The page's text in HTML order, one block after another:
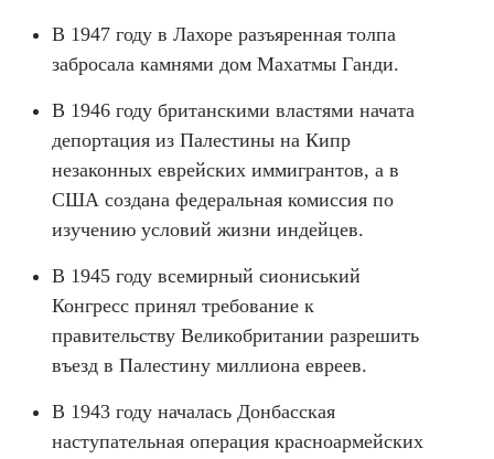
В 1947 году в Лахоре разъяренная толпа
забросала камнями дом Махатмы Ганди.
В 1946 году британскими властями начата
депортация из Палестины на Кипр
незаконных еврейских иммигрантов, а в
США создана федеральная комиссия по
изучению условий жизни индейцев.
В 1945 году всемирный сиониський
Конгресс принял требование к
правительству Великобритании разрешить
въезд в Палестину миллиона евреев.
В 1943 году началась Донбасская
наступательная операция красноармейских